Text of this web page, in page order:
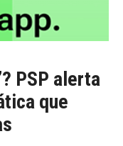
PSP alerta
que